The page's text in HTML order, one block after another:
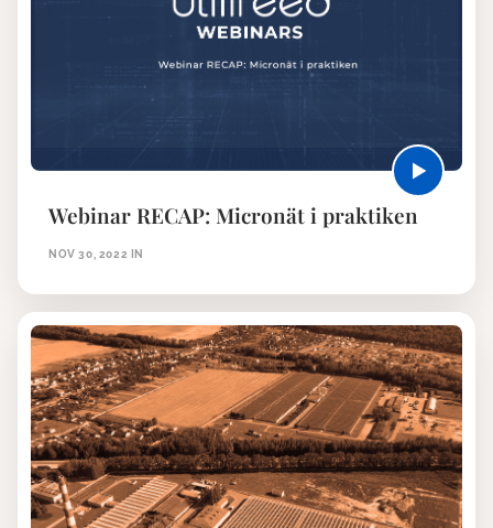
Webinar RECAP: Micronät i praktiken
NOV 30, 2022 IN